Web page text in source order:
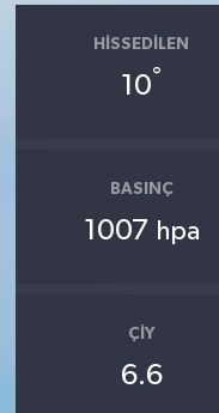
HISSEDILEN
10°
BASINÇ
1007 hpa
ÇIY
6.6